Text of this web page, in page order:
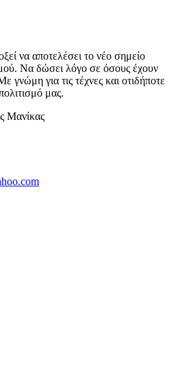
να αποτελέσει το νέο σημείο
Να δώσει λόγο σε όσους έχουν
για τις τέχνες και οτιδήποτε
μας.
Μανίκας